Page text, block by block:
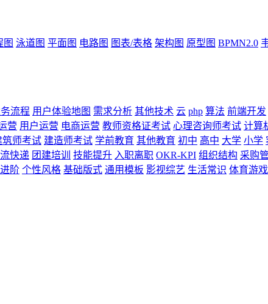
图 泳道图 平面图 电路图 图表/表格 架构图 原型图 BPMN2.0
流程 用户体验地图 需求分析 其他技术 云 php 算法 前端开发
营 用户运营 电商运营 教师资格证考试 心理咨询师考试 计算
筑师考试 建造师考试 学前教育 其他教育 初中 高中 大学 小学
快递 团建培训 技能提升 入职离职 OKR-KPI 组织结构 采购
阶 个性风格 基础版式 通用模板 影视综艺 生活常识 体育游戏